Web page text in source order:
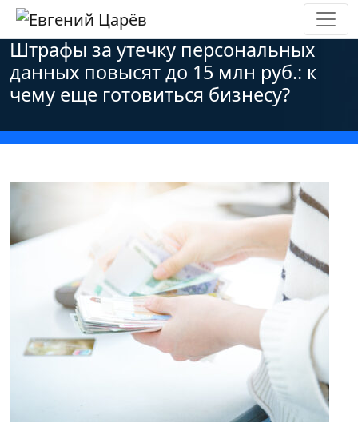
Главная»Новости»Персональные данные
Штрафы за утечку персональных
данных повысят до 15 млн руб.: к
чему еще готовиться бизнесу?